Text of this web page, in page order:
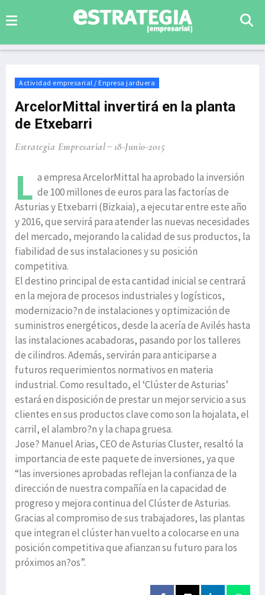
Actividad empresarial / Enpresa jarduera
ArcelorMittal invertirá en la planta
de Etxebarri
Estrategia Empresarial 18-Junio-2015
L a empresa ArcelorMittal ha aprobado la inversión
de 100 millones de euros para las factorías de
Asturias y Etxebarri (Bizkaia), a ejecutar entre este año
y 2016, que servirá para atender las nuevas necesidades
del mercado, mejorando la calidad de sus productos, la
fiabilidad de sus instalaciones y su posición
competitiva.
El destino principal de esta cantidad inicial se centrará
en la mejora de procesos industriales y logísticos,
modernizacio?n de instalaciones y optimización de
suministros energéticos, desde la acería de Avilés hasta
las instalaciones acabadoras, pasando por los talleres
de cilindros. Además, servirán para anticiparse a
futuros requerimientos normativos en materia
industrial. Como resultado, el ‘Clúster de Asturias’
estará en disposición de prestar un mejor servicio a sus
clientes en sus productos clave como son la hojalata, el
carril, el alambro?n y la chapa gruesa.
Jose? Manuel Arias, CEO de Asturias Cluster, resaltó la
importancia de este paquete de inversiones, ya que
“las inversiones aprobadas reflejan la confianza de la
dirección de nuestra compañía en la capacidad de
progreso y mejora continua del Clúster de Asturias.
Gracias al compromiso de sus trabajadores, las plantas
que integran el clúster han vuelto a colocarse en una
posición competitiva que afianzan su futuro para los
próximos an?os”.